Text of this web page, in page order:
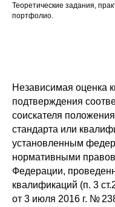
Теоретические задания,
портфолио.
Независимая оценка
подтверждения
соискателя
стандарта или
установленным
нормативными
Федерации,
квалификаций (п. 3
от 3 июля 2016 г. №